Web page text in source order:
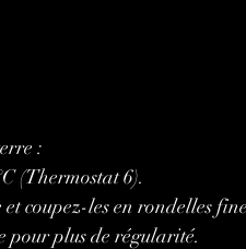
:
(Thermostat 6).
coupez-les en rondelles
pour plus de régularité.